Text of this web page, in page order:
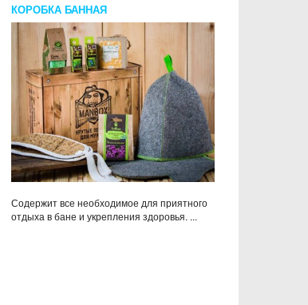
КОРОБКА БАННАЯ
Содержит все необходимое для приятного
отдыха в бане и укрепления здоровья. ...